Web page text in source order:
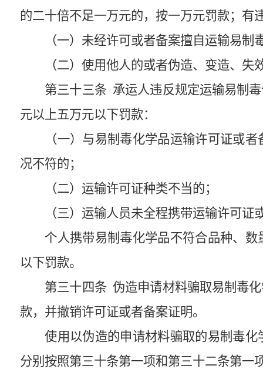
的二十倍不足一万元的，按一万元罚款；有
（一）未经许可或者备案擅自运输易制
（二）使用他人的或者伪造、变造、
第三十三条承运人违反规定运输易制
元以上五万元以下罚款：
（一）与易制毒化学品运输许可证或
况不符的；
（二）运输许可证种类不当的；
（三）运输人员未全程携带运输许可证
个人携带易制毒化学品不符合品种、
以下罚款。
第三十四条伪造申请材料骗取易制毒
款，并撤销许可证或者备案证明。
使用以伪造的申请材料骗取的易制毒
分别按照第三十条第一项和第三十二条第一